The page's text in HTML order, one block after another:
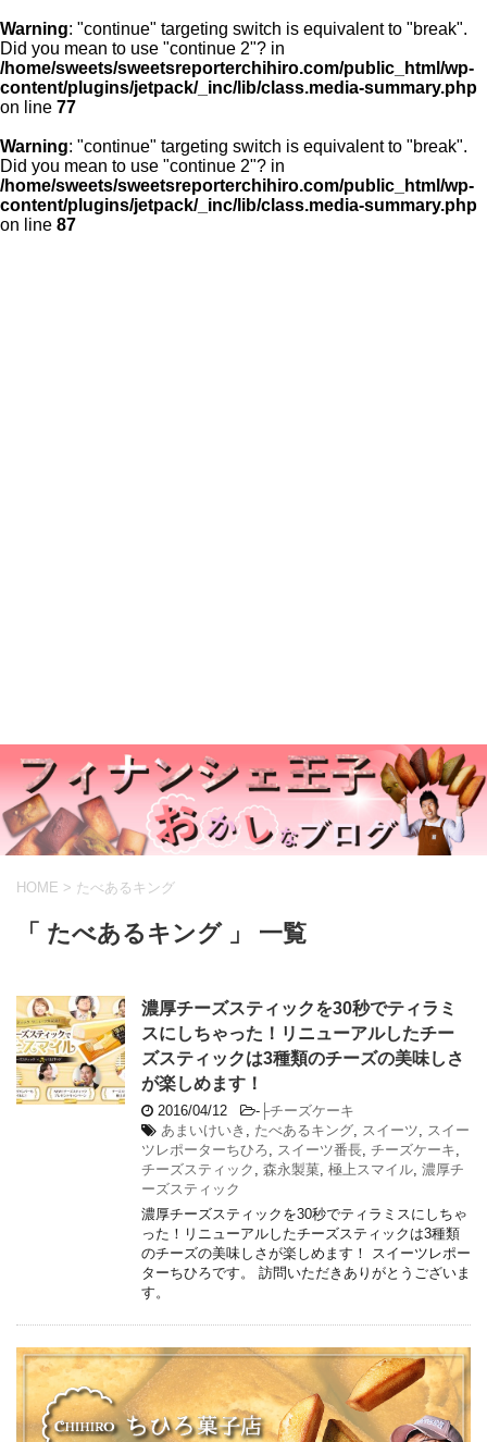
Warning: "continue" targeting switch is equivalent to "break".
Did you mean to use "continue 2"? in
/home/sweets/sweetsreporterchihiro.com/public_html/wp-
content/plugins/jetpack/_inc/lib/class.media-summary.php
on line 77
Warning: "continue" targeting switch is equivalent to "break".
Did you mean to use "continue 2"? in
/home/sweets/sweetsreporterchihiro.com/public_html/wp-
content/plugins/jetpack/_inc/lib/class.media-summary.php
on line 87
HOME > たべあるキング
「 たべあるキング 」 一覧
濃厚チーズスティックを30秒でティラミ
スにしちゃった！リニューアルしたチー
ズスティックは3種類のチーズの美味しさ
が楽しめます！
2016/04/12 - ├チーズケーキ
あまいけいき
たべあるキング スイーツ
スイー
ツレポーターちひろ
スイーツ番長 チーズケーキ
チーズスティック
森永製菓 極上スマイル 濃厚チ
ーズスティック
濃厚チーズスティックを30秒でティラミスにしちゃ
った！リニューアルしたチーズスティックは3種類
のチーズの美味しさが楽しめます！ スイーツレポー
ターちひろです。 訪問いただきありがとうございま
す。